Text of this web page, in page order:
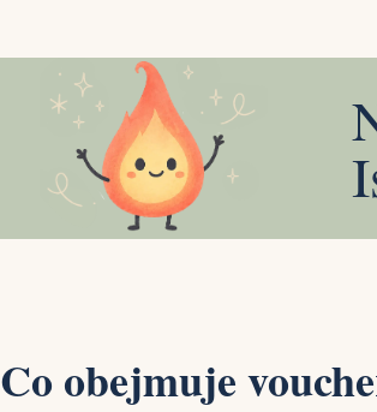
Co obejmuje